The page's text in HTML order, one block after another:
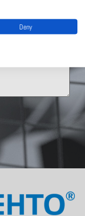
Deny